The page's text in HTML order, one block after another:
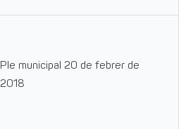
Ple municipal 20 de febrer de
2018